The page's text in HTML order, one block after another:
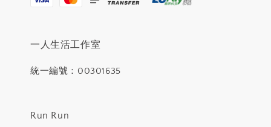
一人生活工作室
統一編號：00301635
Run Run